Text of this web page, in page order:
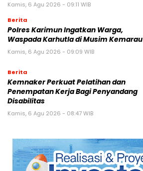
Kamis, 6 Agu 2026 - 09:11 WIB
Berita
Polres Karimun Ingatkan Warga,
Waspada Karhutla di Musim Kemarau
Kamis, 6 Agu 2026 - 09:09 WIB
Berita
Kemnaker Perkuat Pelatihan dan
Penempatan Kerja Bagi Penyandang
Disabilitas
Kamis, 6 Agu 2026 - 08:47 WIB